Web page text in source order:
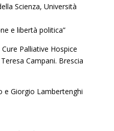
Scienza, Università
e libertà politica”
Palliative Hospice
Campani. Brescia
e Giorgio Lambertenghi